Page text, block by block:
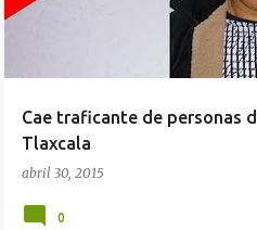
Cae traficante de personas
Tlaxcala
abril 30, 2015
0